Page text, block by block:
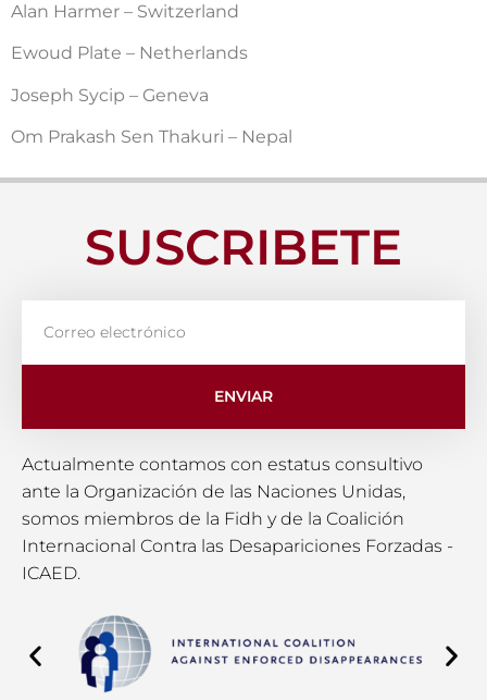
Alan Harmer – Switzerland
Ewoud Plate – Netherlands
Joseph Sycip – Geneva
Om Prakash Sen Thakuri – Nepal
SUSCRIBETE
ENVIAR
Actualmente contamos con estatus consultivo
ante la Organización de las Naciones Unidas,
somos miembros de la Fidh y de la Coalición
Internacional Contra las Desapariciones Forzadas -
ICAED.